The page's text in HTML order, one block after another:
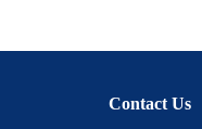
Contact Us